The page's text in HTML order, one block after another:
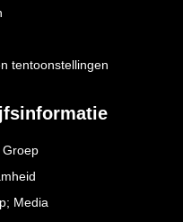
tentoonstellingen
Groep
Media